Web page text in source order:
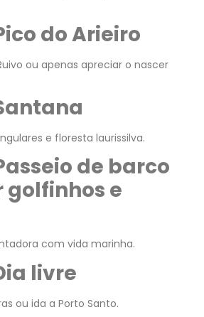
do Arieiro
ou apenas apreciar o nascer
e floresta laurissilva.
de barco
golfinhos e
com vida marinha.
livre
ou ida a Porto Santo.